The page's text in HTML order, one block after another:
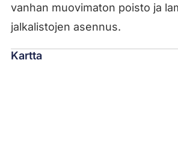
vanhan muovimaton poisto ja
jalkalistojen asennus.
Kartta